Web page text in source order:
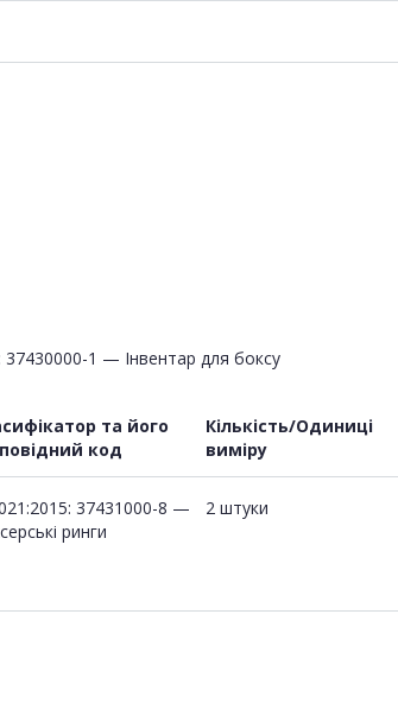
1 — Інвентар для боксу
та його
код
Кількість/Одиниці
виміру
37431000-8 —
ринги
2 штуки